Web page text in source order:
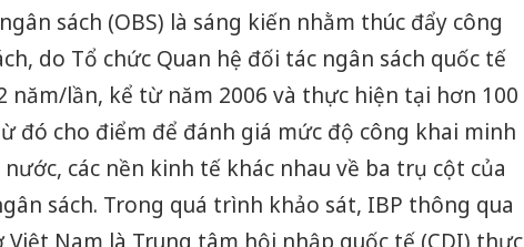
sách (OBS) là sáng kiến nhằm thúc đẩy công
do Tổ chức Quan hệ đối tác ngân sách quốc tế
năm/lần, kể từ năm 2006 và thực hiện tại hơn 100
đó cho điểm để đánh giá mức độ công khai minh
nước, các nền kinh tế khác nhau về ba trụ cột của
sách. Trong quá trình khảo sát, IBP thông qua
Việt Nam là Trung tâm hội nhập quốc tế (CDI) thực